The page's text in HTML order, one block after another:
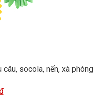
socola, nến, xà phòng